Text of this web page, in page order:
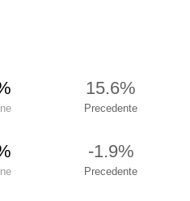
15.6%
Precedente
-1.9%
Precedente